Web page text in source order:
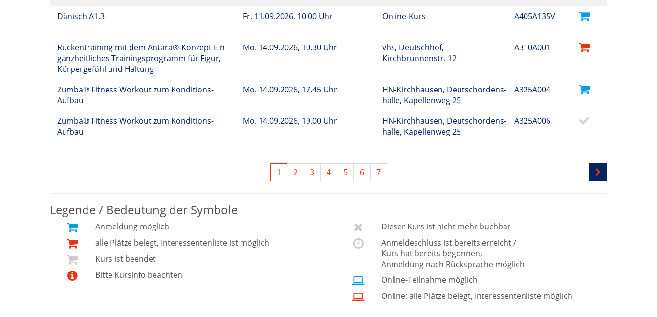
Dänisch A1.3 Fr. 11.09.2026, 10.00 Uhr Online-Kurs A405A135V
Rückentraining mit dem Antara®-Konzept Ein
ganzheitliches Trainingsprogramm für Figur,
Körpergefühl und Haltung
Mo. 14.09.2026, 10.30 Uhr
vhs, Deutschhof,
Kirchbrunnenstr. 12
A310A001
Zumba® Fitness Workout zum Konditions-
Aufbau
Mo. 14.09.2026, 17.45 Uhr
HN-Kirchhausen, Deutschordens-
halle, Kapellenweg 25
A325A004
Zumba® Fitness Workout zum Konditions-
Aufbau
Mo. 14.09.2026, 19.00 Uhr
HN-Kirchhausen, Deutschordens-
halle, Kapellenweg 25
A325A006
1 2 3 4 5 6 7
Legende / Bedeutung der Symbole
Anmeldung möglich
alle Plätze belegt, Interessentenliste ist möglich
Kurs ist beendet
Bitte Kursinfo beachten
Dieser Kurs ist nicht mehr buchbar
Anmeldeschluss ist bereits erreicht /
Kurs hat bereits begonnen,
Anmeldung nach Rücksprache möglich
Online-Teilnahme möglich
Online: alle Plätze belegt, Interessentenliste möglich